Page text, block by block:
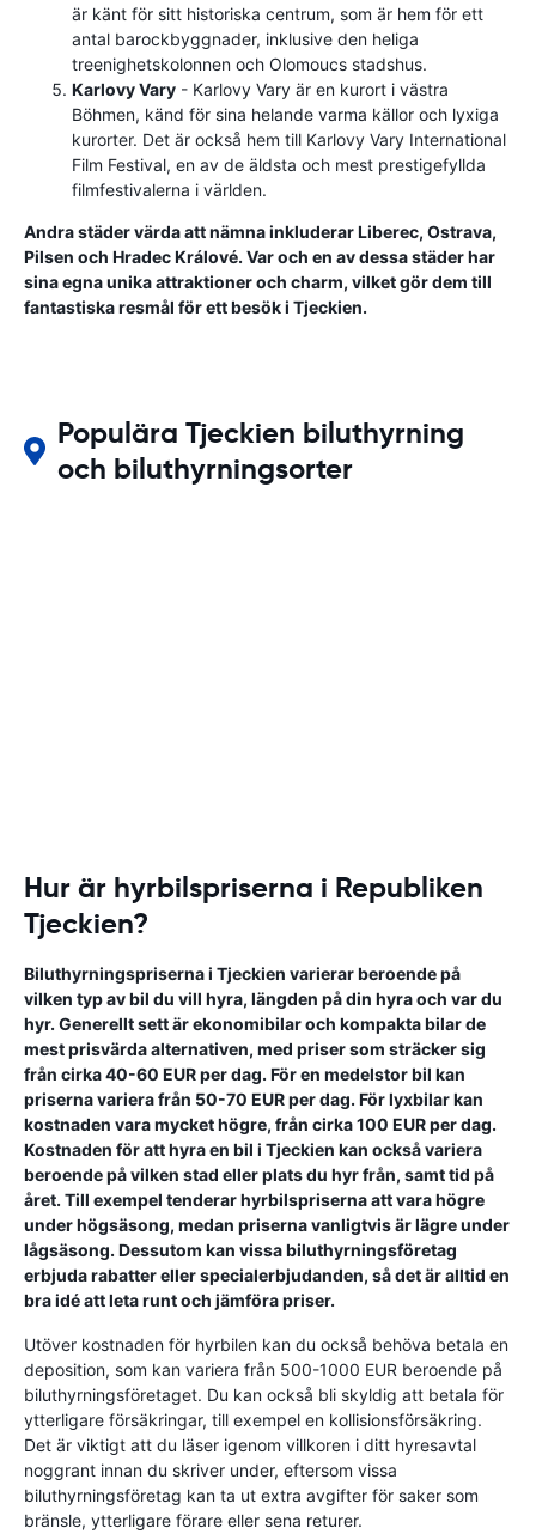
är känt för sitt historiska centrum, som är hem för ett
antal barockbyggnader, inklusive den heliga
treenighetskolonnen och Olomoucs stadshus.
Karlovy Vary - Karlovy Vary är en kurort i västra
Böhmen, känd för sina helande varma källor och lyxiga
kurorter. Det är också hem till Karlovy Vary International
Film Festival, en av de äldsta och mest prestigefyllda
filmfestivalerna i världen.
Andra städer värda att nämna inkluderar Liberec, Ostrava,
Pilsen och Hradec Králové. Var och en av dessa städer har
sina egna unika attraktioner och charm, vilket gör dem till
fantastiska resmål för ett besök i Tjeckien.
Populära Tjeckien biluthyrning
och biluthyrningsorter
Hur är hyrbilspriserna i Republiken
Tjeckien?
Biluthyrningspriserna i Tjeckien varierar beroende på
vilken typ av bil du vill hyra, längden på din hyra och var du
hyr. Generellt sett är ekonomibilar och kompakta bilar de
mest prisvärda alternativen, med priser som sträcker sig
från cirka 40-60 EUR per dag. För en medelstor bil kan
priserna variera från 50-70 EUR per dag. För lyxbilar kan
kostnaden vara mycket högre, från cirka 100 EUR per dag.
Kostnaden för att hyra en bil i Tjeckien kan också variera
beroende på vilken stad eller plats du hyr från, samt tid på
året. Till exempel tenderar hyrbilspriserna att vara högre
under högsäsong, medan priserna vanligtvis är lägre under
lågsäsong. Dessutom kan vissa biluthyrningsföretag
erbjuda rabatter eller specialerbjudanden, så det är alltid en
bra idé att leta runt och jämföra priser.
Utöver kostnaden för hyrbilen kan du också behöva betala en
deposition, som kan variera från 500-1000 EUR beroende på
biluthyrningsföretaget. Du kan också bli skyldig att betala för
ytterligare försäkringar, till exempel en kollisionsförsäkring.
Det är viktigt att du läser igenom villkoren i ditt hyresavtal
noggrant innan du skriver under, eftersom vissa
biluthyrningsföretag kan ta ut extra avgifter för saker som
bränsle, ytterligare förare eller sena returer.